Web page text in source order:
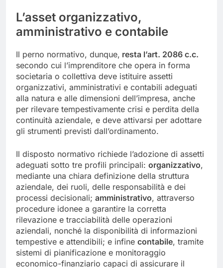
L’asset organizzativo,
amministrativo e contabile
Il perno normativo, dunque, resta l’art. 2086 c.c.
secondo cui l’imprenditore che opera in forma
societaria o collettiva deve istituire assetti
organizzativi, amministrativi e contabili adeguati
alla natura e alle dimensioni dell’impresa, anche
per rilevare tempestivamente crisi e perdita della
continuità aziendale, e deve attivarsi per adottare
gli strumenti previsti dall’ordinamento.
Il disposto normativo richiede l’adozione di assetti
adeguati sotto tre profili principali: organizzativo,
mediante una chiara definizione della struttura
aziendale, dei ruoli, delle responsabilità e dei
processi decisionali; amministrativo, attraverso
procedure idonee a garantire la corretta
rilevazione e tracciabilità delle operazioni
aziendali, nonché la disponibilità di informazioni
tempestive e attendibili; e infine contabile, tramite
sistemi di pianificazione e monitoraggio
economico-finanziario capaci di assicurare il